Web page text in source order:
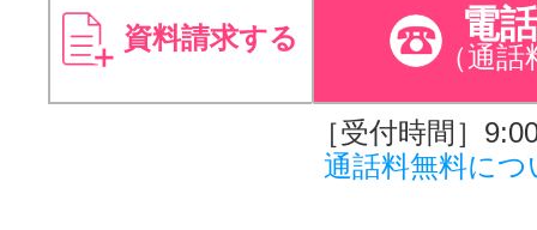
資料請求する 電
（通話
［受付時間］
通話料無料につ